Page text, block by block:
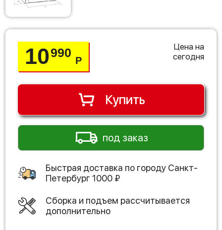
10990
Р
Цена на
сегодня
Купить
под заказ
Быстрая доставка по городу Санкт-
Петербург1000 ₽
Сборка и подъем рассчитывается
дополнительно